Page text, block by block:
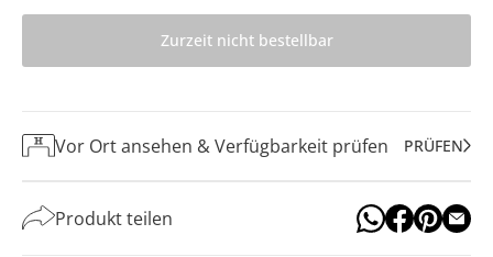
Zurzeit nicht bestellbar
Vor Ort ansehen & Verfügbarkeit prüfen PRÜFEN
Produkt teilen